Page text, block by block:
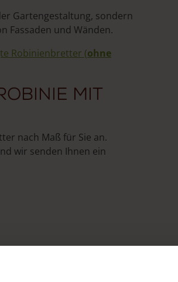
Gartengestaltung, sondern
Fassaden und Wänden.
Robinienbretter (ohne
mit
nach Maß für Sie an.
wir senden Ihnen ein